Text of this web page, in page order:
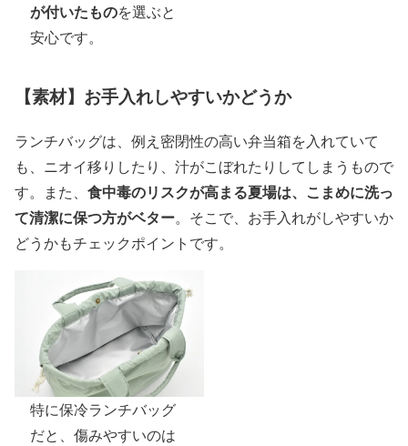
が付いたものを選ぶと
安心です。
【素材】お手入れしやすいかどうか
ランチバッグは、例え密閉性の高い弁当箱を入れていて
も、ニオイ移りしたり、汁がこぼれたりしてしまうもので
す。また、 食中毒のリスクが高まる夏場は、こまめに洗っ
て清潔に保つ方がベター。そこで、お手入れがしやすいか
どうかもチェックポイントです。
特に保冷ランチバッグ
だと、傷みやすいのは